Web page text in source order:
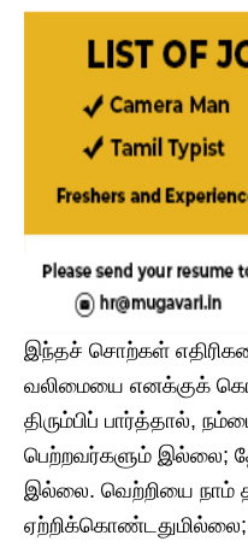
​இந்தச் சொற்கள்
வலிமையை எனக்குக்
திரும்பிப் பார்த்தால்,
பெற்றவர்களும் இல்லை;
இல்லை. வெற்றியை நாம்